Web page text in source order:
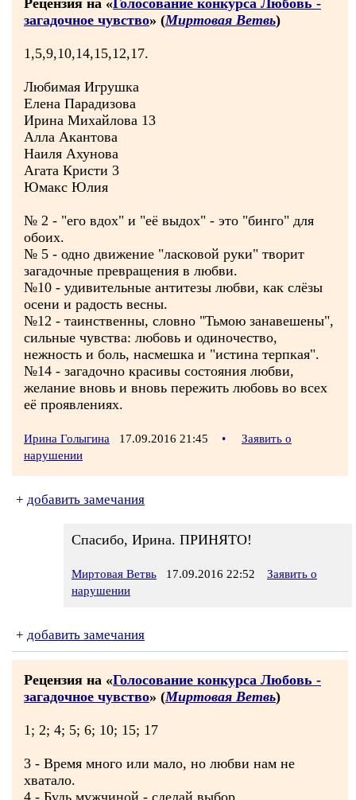
Рецензия на «Голосование конкурса Любовь -
загадочное чувство» (Миртовая Ветвь)
1,5,9,10,14,15,12,17.
Любимая Игрушка
Елена Парадизова
Ирина Михайлова 13
Алла Акантова
Наиля Ахунова
Агата Кристи 3
Юмакс Юлия
№ 2 - "его вдох" и "её выдох" - это "бинго" для
обоих.
№ 5 - одно движение "ласковой руки" творит
загадочные превращения в любви.
№10 - удивительные антитезы любви, как слёзы
осени и радость весны.
№12 - таинственны, словно "Тьмою занавешены",
сильные чувства: любовь и одиночество,
нежность и боль, насмешка и "истина терпкая".
№14 - загадочно красивы состояния любви,
желание вновь и вновь пережить любовь во всех
её проявлениях.
Ирина Голыгина 17.09.2016 21:45 •
Заявить о
нарушении
+ добавить замечания
Спасибо, Ирина. ПРИНЯТО!
Миртовая Ветвь 17.09.2016 22:52
Заявить о
нарушении
+ добавить замечания
Рецензия на «Голосование конкурса Любовь -
загадочное чувство» (Миртовая Ветвь)
1; 2; 4; 5; 6; 10; 15; 17
3 - Время много или мало, но любви нам не
хватало.
4 - Будь мужчиной - сделай выбор